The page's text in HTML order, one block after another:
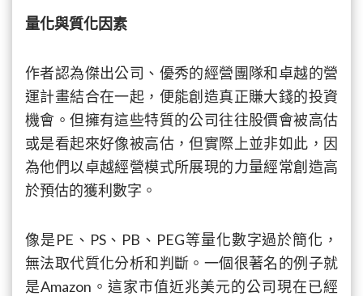
量化與質化因素
作者認為傑出公司、優秀的經營團隊和卓越的營
運計畫結合在一起，便能創造真正賺大錢的投資
機會。但擁有這些特質的公司往往股價會被高估
或是看起來好像被高估，但實際上並非如此，因
為他們以卓越經營模式所展現的力量經常創造高
於預估的獲利數字。
像是PE、PS、PB、PEG等量化數字過於簡化，
無法取代質化分析和判斷。一個很著名的例子就
是Amazon。這家市值近兆美元的公司現在已經